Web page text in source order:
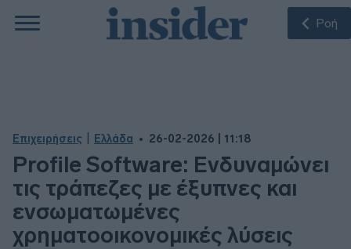
Ροή
Επιχειρήσεις Ελλάδα 26-02-2026 | 11:18
Profile Software: Ενδυναμώνει
τις τράπεζες με έξυπνες και
ενσωματωμένες
χρηματοοικονομικές λύσεις